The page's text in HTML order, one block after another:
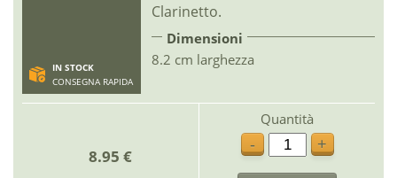
IN STOCK
CONSEGNA RAPIDA
Clarinetto.
Dimensioni
8.2 cm larghezza
8.95 €
Quantità
-
+